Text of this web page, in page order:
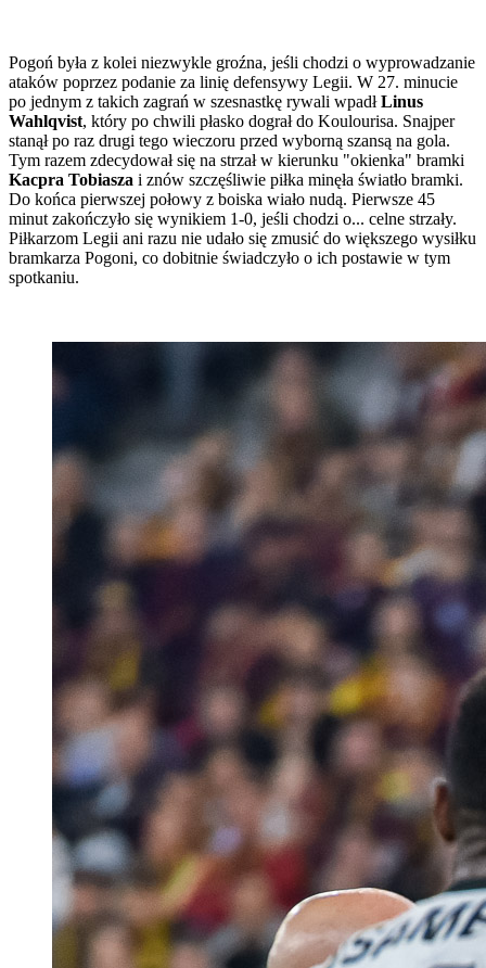
Pogoń była z kolei niezwykle groźna, jeśli chodzi o wyprowadzanie
ataków poprzez podanie za linię defensywy Legii. W 27. minucie
po jednym z takich zagrań w szesnastkę rywali wpadłLinus
Wahlqvist, który po chwili płasko dograł do Koulourisa. Snajper
stanął po raz drugi tego wieczoru przed wyborną szansą na gola.
Tym razem zdecydował się na strzał w kierunku "okienka" bramki
Kacpra Tobiasza i znów szczęśliwie piłka minęła światło bramki.
Do końca pierwszej połowy z boiska wiało nudą. Pierwsze 45
minut zakończyło się wynikiem 1-0, jeśli chodzi o... celne strzały.
Piłkarzom Legii ani razu nie udało się zmusić do większego wysiłku
bramkarza Pogoni, co dobitnie świadczyło o ich postawie w tym
spotkaniu.